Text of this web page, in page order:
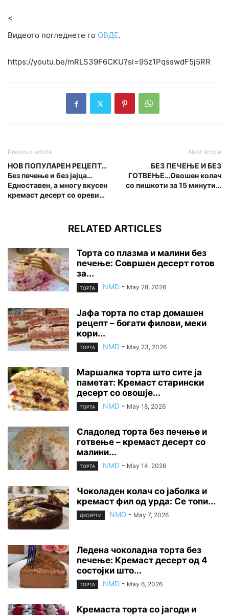
<
Видеото погледнете го ОВДЕ.
https://youtu.be/mRLS39F6CKU?si=95z1PqsswdF5j5RR
Previous article
НОВ ПОПУЛАРЕН РЕЦЕПТ…
Без печење и без јајца…
Едноставен, а многу вкусен
кремаст десерт со ореви…
Next article
БЕЗ ПЕЧЕЊЕ И БЕЗ
ГОТВЕЊЕ…Овошен колач
со пишкоти за 15 минути…
RELATED ARTICLES
Торта со плазма и малини без
печење: Совршен десерт готов
за...
ТОРТА NMD - May 28, 2026
Јафа торта по стар домашен
рецепт – богати филови, меки
кори...
ТОРТА NMD - May 23, 2026
Маршалка торта што сите ја
паметат: Кремаст старински
десерт со овошје...
ТОРТА NMD - May 18, 2026
Сладолед торта без печење и
готвење – кремаст десерт со
малини...
ТОРТА NMD - May 14, 2026
Чоколаден колач со јаболка и
кремаст фил од урда: Се топи...
ДЕСЕРТИ NMD - May 7, 2026
Ледена чоколадна торта без
печење: Кремаст десерт од 4
состојки што...
ТОРТА NMD - May 6, 2026
Кремаста торта со јагоди и